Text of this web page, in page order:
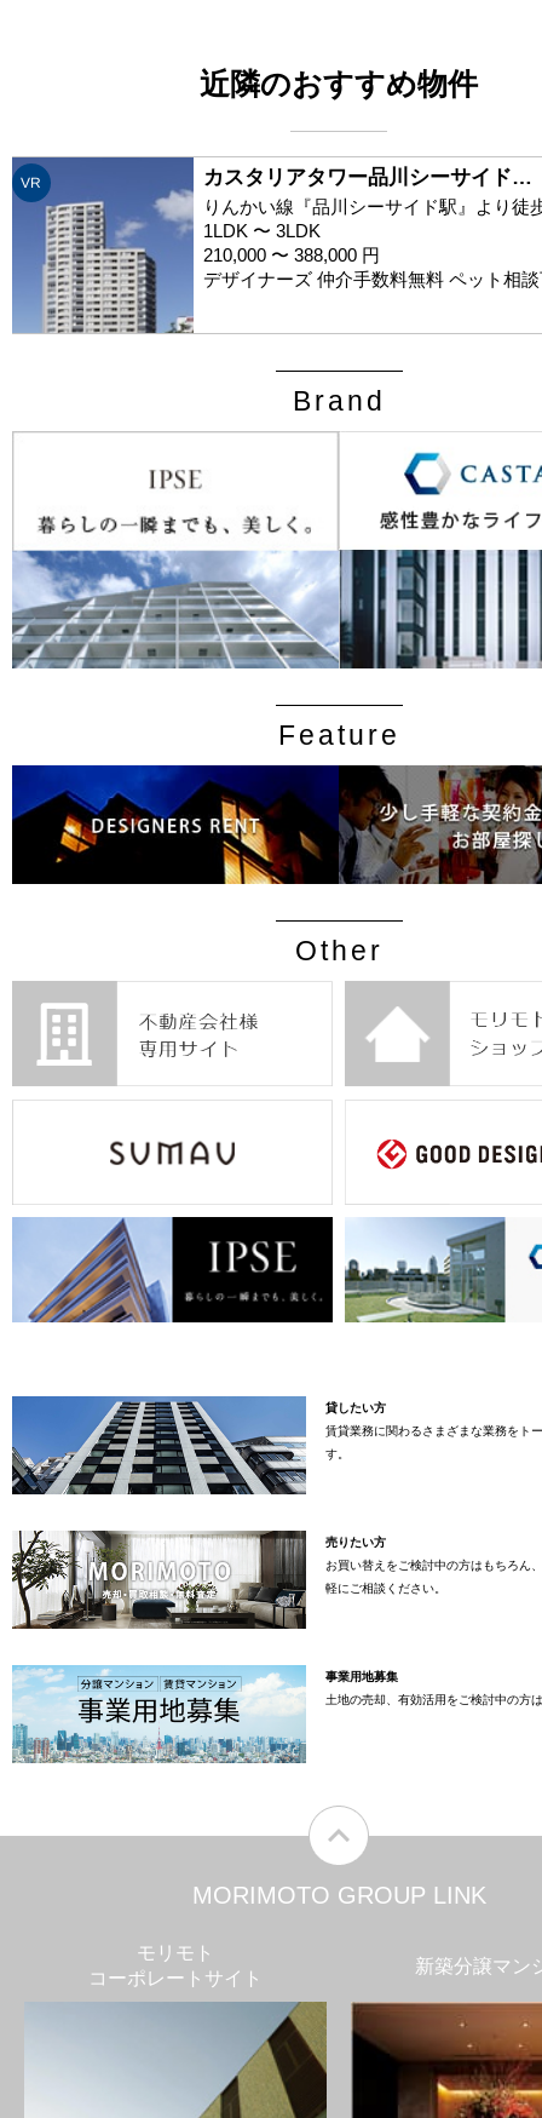
近隣のおすすめ物件
VR カスタリアタワー品川シーサイド…
りんかい線『品川シーサイド駅』より徒
1LDK 〜 3LDK
210,000 〜 388,000 円
デザイナーズ 仲介手数料無料 ペット相
Brand
Feature
Other
貸したい方
賃貸業務に関わるさまざまな業務をト
す。
売りたい方
お買い替えをご検討中の方はもちろん
軽にご相談ください。
事業用地募集
土地の売却、有効活用をご検討中の方
MORIMOTO GROUP LINK
モリモト
コーポレートサイト
新築分譲マン